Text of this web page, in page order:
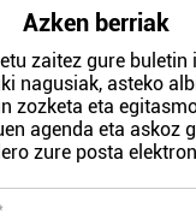
Azken berriak
zaitez gure buletin
nagusiak, asteko
zozketa eta
agenda eta askoz
zure posta